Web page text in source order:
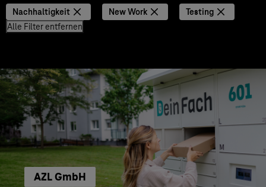
Nachhaltigkeit New Work
Testing
Alle Filter entfernen
AZL GmbH